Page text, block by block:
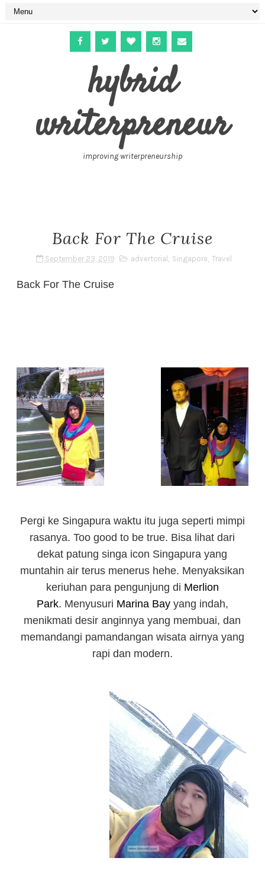
hybrid
writerpreneur
improving writerpreneurship
Back For The Cruise
September 23, 2019 advertorial , Singapore, Travel
Back For The Cruise
Pergi ke Singapura waktu itu juga seperti mimpi
rasanya. Too good to be true. Bisa lihat dari
dekat patung singa icon Singapura yang
muntahin air terus menerus hehe. Menyaksikan
keriuhan para pengunjung di Merlion
Park. Menyusuri Marina Bayyang indah,
menikmati desir anginnya yang membuai, dan
memandangi pamandangan wisata airnya yang
rapi dan modern.